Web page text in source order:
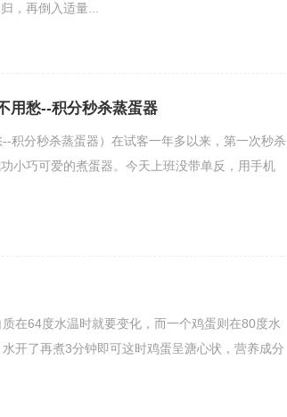
，再倒入适量...
用愁--积分秒杀蒸蛋器
积分秒杀蒸蛋器）在试客一年多以来，第一次秒杀
小巧可爱的煮蛋器。今天上班没带单反，用手机
在64度水温时就要变化，而一个鸡蛋则在80度水
开了再煮3分钟即可这时鸡蛋呈溏心状，营养成分